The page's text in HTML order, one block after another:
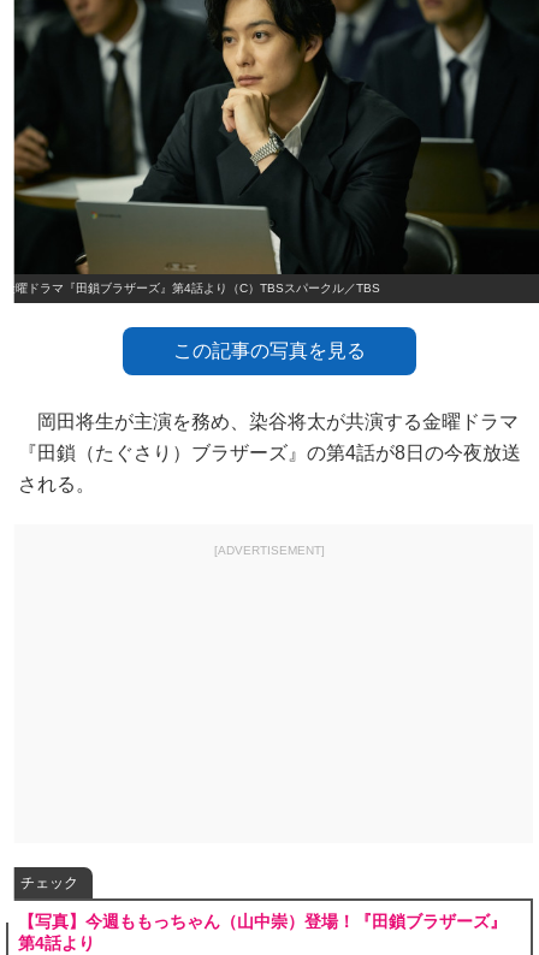
金曜ドラマ『田鎖ブラザーズ』第4話より（C）TBSスパークル／TBS
この記事の写真を見る
岡田将生が主演を務め、染谷将太が共演する金曜ドラマ
『田鎖（たぐさり）ブラザーズ』の第4話が8日の今夜放送
される。
[ADVERTISEMENT]
チェック
【写真】今週ももっちゃん（山中崇）登場！『田鎖ブラザーズ』
第4話より